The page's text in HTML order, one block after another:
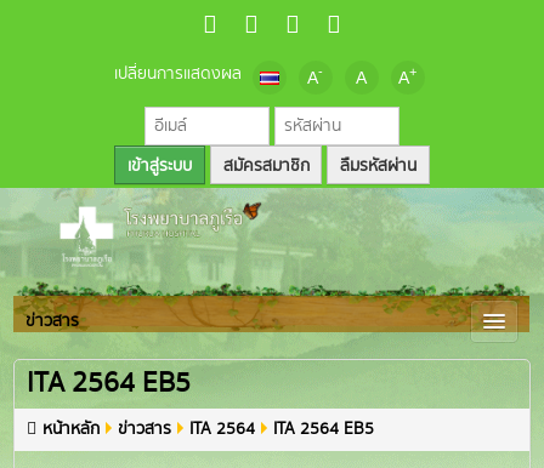
เปลี่ยนการแสดงผล A- A A+
สมัครสมาชิก ลืมรหัสผ่าน
ข่าวสาร
ITA 2564 EB5
หน้าหลัก ข่าวสาร ITA 2564 ITA 2564 EB5